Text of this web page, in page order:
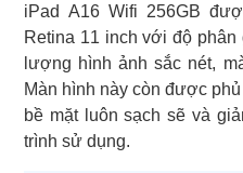
iPad A16 Wifi 256GB
Retina 11 inch với độ
lượng hình ảnh sắc nét,
Màn hình này còn được
bề mặt luôn sạch sẽ và
trình sử dụng.